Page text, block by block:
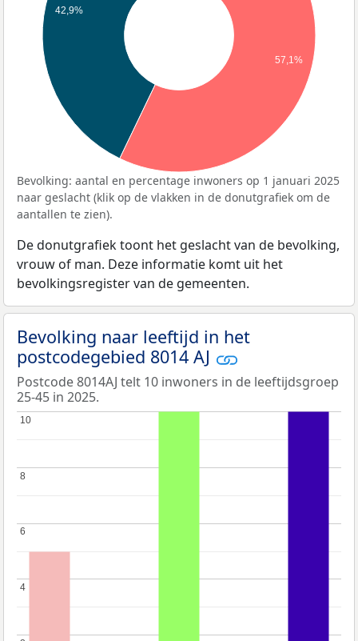
42,9%
57,1%
Bevolking: aantal en percentage inwoners op 1 januari 2025
naar geslacht (klik op de vlakken in de donutgrafiek om de
aantallen te zien).
De donutgrafiek toont het geslacht van de bevolking,
vrouw of man. Deze informatie komt uit het
bevolkingsregister van de gemeenten.
Bevolking naar leeftijd in het
postcodegebied 8014 AJ
Postcode 8014AJ telt 10 inwoners in de leeftijdsgroep
25-45 in 2025.
4
4
6
6
8
8
10
10